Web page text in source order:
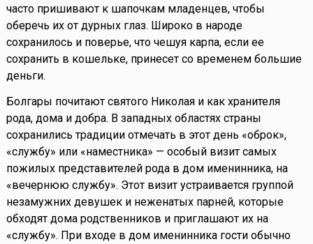
часто пришивают к шапочкам младенцев, чтобы
оберечь их от дурных глаз. Широко в народе
сохранилось и поверье, что чешуя карпа, если ее
сохранить в кошельке, принесет со временем большие
деньги.
Болгары почитают святого Николая и как хранителя
рода, дома и добра. В западных областях страны
сохранились традиции отмечать в этот день «оброк»,
«службу» или «наместника» — особый визит самых
пожилых представителей рода в дом именинника, на
«вечернюю службу». Этот визит устраивается группой
незамужних девушек и неженатых парней, которые
обходят дома родственников и приглашают их на
«службу». При входе в дом именинника гости обычно